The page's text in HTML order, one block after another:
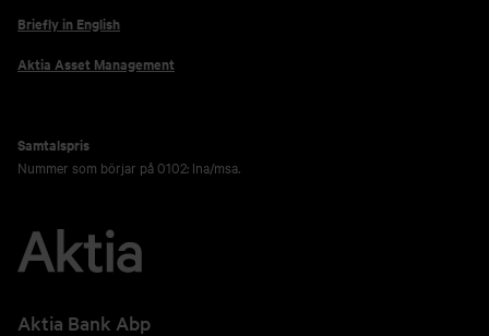
Briefly in English
Aktia Asset Management
Samtalspris
Nummer som börjar på 0102: lna/msa.
Aktia Bank Abp